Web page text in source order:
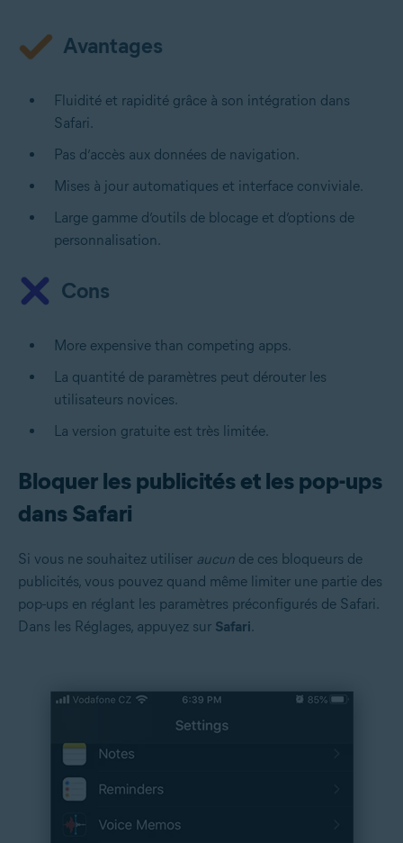
Avantages
Fluidité et rapidité grâce à son intégration dans
Safari.
Pas d’accès aux données de navigation.
Mises à jour automatiques et interface conviviale.
Large gamme d’outils de blocage et d’options de
personnalisation.
Cons
More expensive than competing apps.
La quantité de paramètres peut dérouter les
utilisateurs novices.
La version gratuite est très limitée.
Bloquer les publicités et les pop-ups
dans Safari
Si vous ne souhaitez utiliser aucun de ces bloqueurs de
publicités, vous pouvez quand même limiter une partie des
pop-ups en réglant les paramètres préconfigurés de Safari.
Dans les Réglages, appuyez sur Safari.